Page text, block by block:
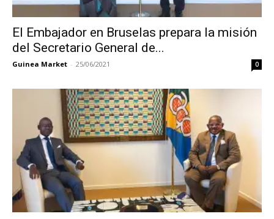
El Embajador en Bruselas prepara la misión
del Secretario General de...
Guinea Market - 25/06/2021 0